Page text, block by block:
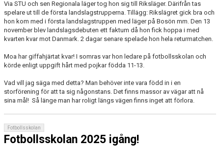
Via STU och sen Regionala läger tog hon sig till Riksläger. Därifrån tas
spelare ut till de första landslagstrupperna. Tillägg: Rikslägret gick bra och
hon kom med i första landslagstruppen med läger på Bosön mm. Den 13
november blev landslagsdebuten ett faktum då hon fick hoppa i med
kvarten kvar mot Danmark. 2 dagar senare spelade hon hela returmatchen.
Moa har giffahjärtat kvar! I somras var hon ledare på fotbollsskolan och
körde enligt uppgift hårt med pojkar födda 11-13.
Vad vill jag säga med detta? Man behöver inte vara född in i en
storförening för att ta sig någonstans. Det finns massor av vägar att nå
sina mål! Så länge man har roligt längs vägen finns inget att förlora.
Fotbollsskolan
Fotbollsskolan 2025 igång!